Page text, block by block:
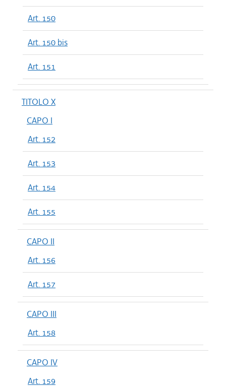
Art. 150
Art. 150 bis
Art. 151
TITOLO X
CAPO I
Art. 152
Art. 153
Art. 154
Art. 155
CAPO II
Art. 156
Art. 157
CAPO III
Art. 158
CAPO IV
Art. 159